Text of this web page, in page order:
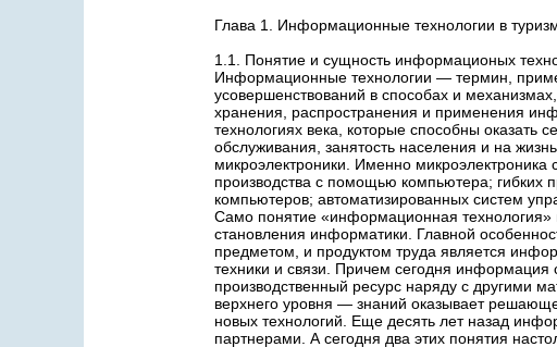
Глава 1. Информационные технологии в
1.1. Понятие и сущность информационых
Информационные технологии — термин,
усовершенствований в способах и
хранения, распространения и применения
технологиях века, которые способны оказать
обслуживания, занятость населения и на
микроэлектроники. Именно
производства с помощью компьютера; гибких
компьютеров; автоматизированных систем
Само понятие «информационная технология»
становления информатики. Главной
предметом, и продуктом труда является
техники и связи. Причем сегодня информация
производственный ресурс наряду с другими
верхнего уровня — знаний оказывает
новых технологий. Еще десять лет назад
партнерами. А сегодня два этих понятия